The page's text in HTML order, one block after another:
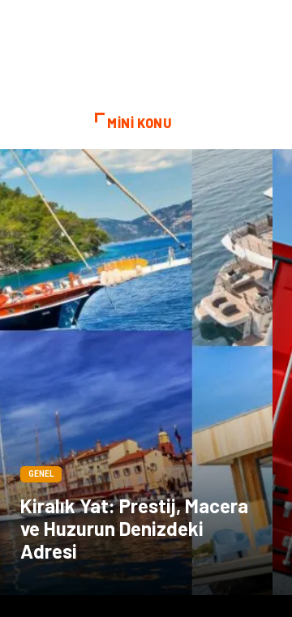
MİNİ KONU
GENEL
Kiralık Yat: Prestij, Macera
ve Huzurun Denizdeki
Adresi